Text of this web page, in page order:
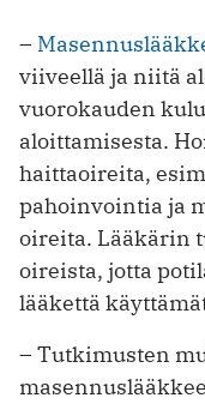
–
viiveellä ja niitä
vuorokauden
aloittamisesta.
haittaoireita,
pahoinvointia ja
oireita. Lääkärin
oireista, jotta
lääkettä
– Tutkimusten